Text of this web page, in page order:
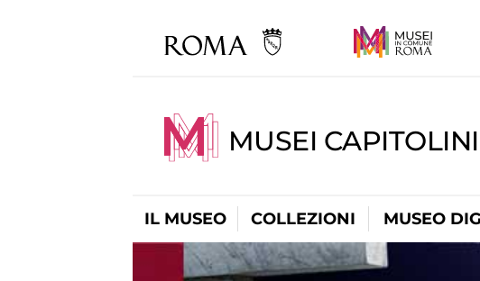
MUSEI CAPITOLINI
IL MUSEO COLLEZIONI MUSEO